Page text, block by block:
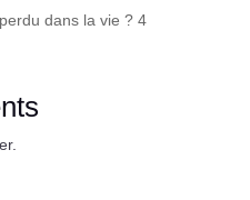
dans la vie ? 4